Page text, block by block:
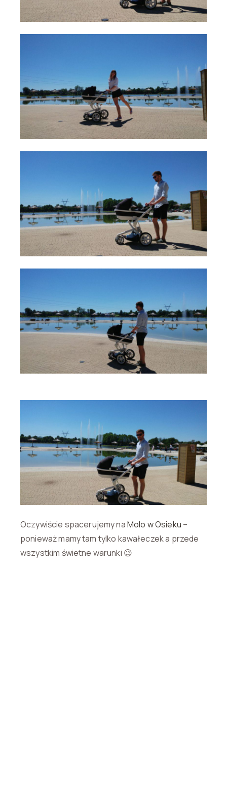
Oczywiście spacerujemy naMolo w Osieku –
ponieważ mamy tam tylko kawałeczek a przede
wszystkim świetne warunki 😉